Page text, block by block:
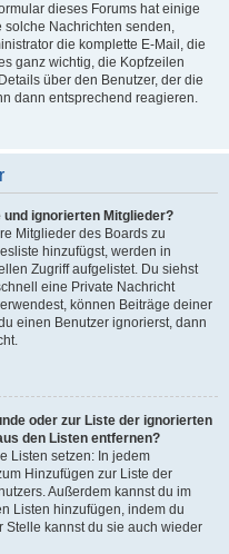
dieses Forums hat einige
solche Nachrichten senden,
die komplette E-Mail, die
ganz wichtig, die Kopfzeilen
über den Benutzer, der die
dann entsprechend reagieren.
und ignorierten Mitglieder?
Mitglieder des Boards zu
hinzufügst, werden in
Zugriff aufgelistet. Du siehst
eine Private Nachricht
können Beiträge deiner
einen Benutzer ignorierst, dann
oder zur Liste der ignorierten
den Listen entfernen?
Listen setzen: In jedem
Hinzufügen zur Liste der
Außerdem kannst du im
Listen hinzufügen, indem du
Stelle kannst du sie auch wieder